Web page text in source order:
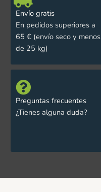
Envío gratis
En pedidos superiores a
65 € (envío seco y menos
de 25 kg)
Preguntas frecuentes
¿Tienes alguna duda?